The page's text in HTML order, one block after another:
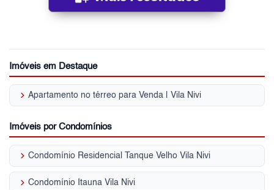
Imóveis em Destaque
keyboard_arrow_right Apartamento no térreo para Venda | Vila Nivi
Imóveis por Condomínios
keyboard_arrow_right Condomínio Residencial Tanque Velho Vila Nivi
keyboard_arrow_right Condomínio Itauna Vila Nivi